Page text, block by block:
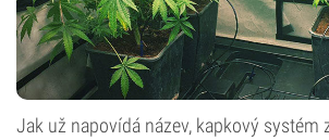
Jak už napovídá název, kapkový systém